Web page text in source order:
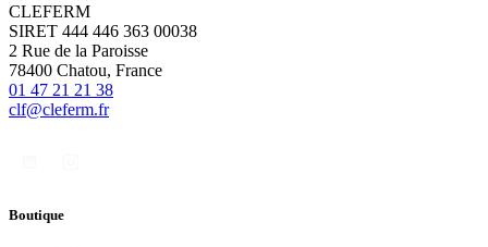
CLEFERM
SIRET 444 446 363 00038
2 Rue de la Paroisse
78400 Chatou, France
01 47 21 21 38
clf@cleferm.fr
Boutique